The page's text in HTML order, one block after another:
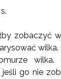
zobaczyć
wilka.
go nie